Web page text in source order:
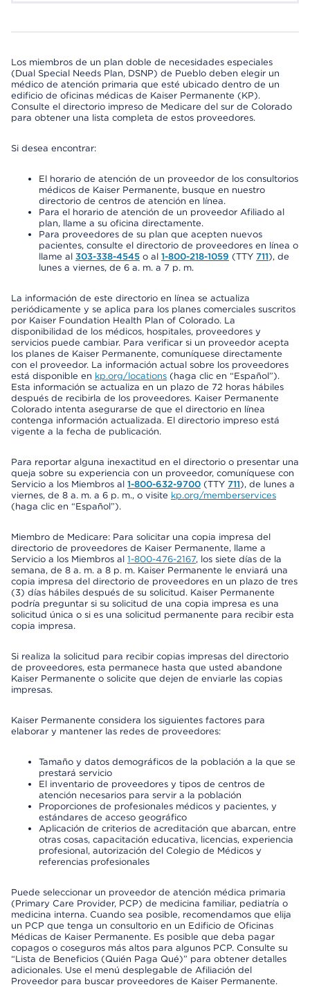
Los miembros de un plan doble de necesidades especiales
(Dual Special Needs Plan, DSNP) de Pueblo deben elegir un
médico de atención primaria que esté ubicado dentro de un
edificio de oficinas médicas de Kaiser Permanente (KP).
Consulte el directorio impreso de Medicare del sur de Colorado
para obtener una lista completa de estos proveedores.
Si desea encontrar:
El horario de atención de un proveedor de los consultorios
médicos de Kaiser Permanente, busque en nuestro
directorio de centros de atención en línea.
Para el horario de atención de un proveedor Afiliado al
plan, llame a su oficina directamente.
Para proveedores de su plan que acepten nuevos
pacientes, consulte el directorio de proveedores en línea o
llame al 303-338-4545 o al 1-800-218-1059 (TTY 711), de
lunes a viernes, de 6 a. m. a 7 p. m.
La información de este directorio en línea se actualiza
periódicamente y se aplica para los planes comerciales suscritos
por Kaiser Foundation Health Plan of Colorado. La
disponibilidad de los médicos, hospitales, proveedores y
servicios puede cambiar. Para verificar si un proveedor acepta
los planes de Kaiser Permanente, comuníquese directamente
con el proveedor. La información actual sobre los proveedores
está disponible en kp.org/locations (haga clic en “Español”).
Esta información se actualiza en un plazo de 72 horas hábiles
después de recibirla de los proveedores. Kaiser Permanente
Colorado intenta asegurarse de que el directorio en línea
contenga información actualizada. El directorio impreso está
vigente a la fecha de publicación.
Para reportar alguna inexactitud en el directorio o presentar una
queja sobre su experiencia con un proveedor, comuníquese con
Servicio a los Miembros al 1-800-632-9700 (TTY 711), de lunes a
viernes, de 8 a. m. a 6 p. m., o visite kp.org/memberservices
(haga clic en “Español”).
Miembro de Medicare: Para solicitar una copia impresa del
directorio de proveedores de Kaiser Permanente, llame a
Servicio a los Miembros al 1-800-476-2167, los siete días de la
semana, de 8 a. m. a 8 p. m. Kaiser Permanente le enviará una
copia impresa del directorio de proveedores en un plazo de tres
(3) días hábiles después de su solicitud. Kaiser Permanente
podría preguntar si su solicitud de una copia impresa es una
solicitud única o si es una solicitud permanente para recibir esta
copia impresa.
Si realiza la solicitud para recibir copias impresas del directorio
de proveedores, esta permanece hasta que usted abandone
Kaiser Permanente o solicite que dejen de enviarle las copias
impresas.
Kaiser Permanente considera los siguientes factores para
elaborar y mantener las redes de proveedores:
Tamaño y datos demográficos de la población a la que se
prestará servicio
El inventario de proveedores y tipos de centros de
atención necesarios para servir a la población
Proporciones de profesionales médicos y pacientes, y
estándares de acceso geográfico
Aplicación de criterios de acreditación que abarcan, entre
otras cosas, capacitación educativa, licencias, experiencia
profesional, autorización del Colegio de Médicos y
referencias profesionales
Puede seleccionar un proveedor de atención médica primaria
(Primary Care Provider, PCP) de medicina familiar, pediatría o
medicina interna. Cuando sea posible, recomendamos que elija
un PCP que tenga un consultorio en un Edificio de Oficinas
Médicas de Kaiser Permanente. Es posible que deba pagar
copagos o coseguros más altos para algunos PCP. Consulte su
“Lista de Beneficios (Quién Paga Qué)” para obtener detalles
adicionales. Use el menú desplegable de Afiliación del
Proveedor para buscar proveedores de Kaiser Permanente.